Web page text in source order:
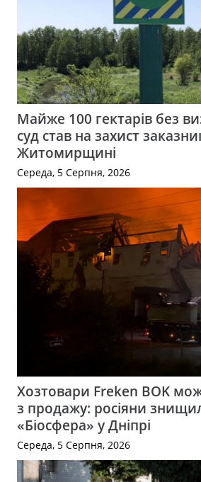
Майже 100 гектарів без
суд став на захист
Житомирщині
Середа, 5 Серпня, 2026
Хозтовари Freken BOK
з продажу: росіяни
«Біосфера» у Дніпрі
Середа, 5 Серпня, 2026